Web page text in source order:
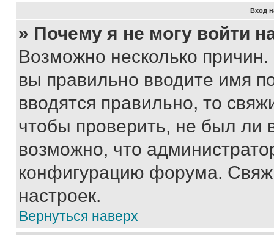
Вход
» Почему я не могу войти
Возможно несколько
вы правильно вводите имя
вводятся правильно, то
чтобы проверить, не был ли
возможно, что
конфигурацию форума.
настроек.
Вернуться наверх